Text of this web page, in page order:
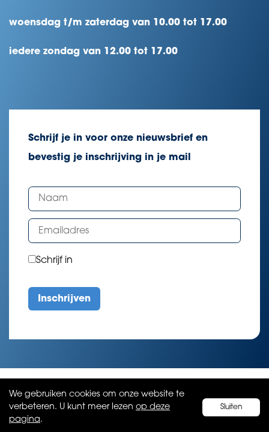
woensdag t/m zaterdag van 10.00 tot 17.00
iedere zondag van 12.00 tot 17.00
Schrijf je in voor onze nieuwsbrief en
bevestig je inschrijving in je mail
Schrijf in
We gebruiken cookies om onze website te
verbeteren. U kunt meer lezen op deze
pagina.
Sluiten